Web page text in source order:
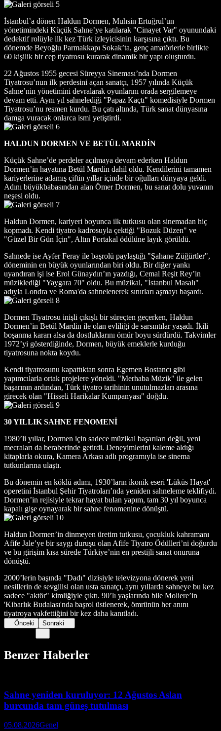
İstanbul’a dönen Haldun Dormen, Muhsin Ertuğrul’un
yönetimindeki Küçük Sahne’ye katılarak "Cinayet Var" oyunundaki
dedektif rolüyle ilk kez Türk izleyicisinin karşısına çıktı. Bu
dönemde Beyoğlu Parmakkapı Sokak’ta, genç amatörlerle birlikte
60 kişilik bir cep tiyatrosu kurarak dinamik bir yapı oluşturdu.
22 Ağustos 1955 gecesi Süreyya Sineması’nda Dormen
Tiyatrosu’nun ilk perdesini açan sanatçı, 1957 yılında Küçük
Sahne’nin yönetimini devralarak oyunlarını orada sergilemeye
devam etti. Aynı yıl sahnelediği "Papaz Kaçtı" komedisiyle Dormen
Tiyatrosu’nu resmen kurdu. Bu çatı altında, Türk sanat dünyasına
damga vuracak onlarca ismi yetiştirdi.
HALDUN DORMEN VE BETÜL MARDİN
Küçük Sahne’de perdeler açılmaya devam ederken Haldun
Dormen’in hayatına Betül Mardin dahil oldu. Kendilerini tamamen
kariyerlerine adamış çiftin yıllar içinde bir oğulları dünyaya geldi.
Adını büyükbabasından alan Ömer Dormen, bu sanat dolu yuvanın
neşesi oldu.
Haldun Dormen, kariyeri boyunca ilk tutkusu olan sinemadan hiç
kopmadı. Kendi tiyatro kadrosuyla çektiği "Bozuk Düzen" ve
"Güzel Bir Gün İçin", Altın Portakal ödülüne layık görüldü.
Sahnede ise Ayfer Feray ile başrolü paylaştığı "Şahane Züğürtler",
döneminin en büyük oyunlarından biri oldu. Bir diğer yankı
uyandıran işi ise Erol Günaydın’ın yazdığı, Cemal Reşit Rey’in
müziklediği "Yaygara 70" oldu. Bu müzikal, "İstanbul Masalı"
adıyla Londra ve Roma'da sahnelenerek sınırları aşmayı başardı.
Dormen Tiyatrosu inişli çıkışlı bir süreçten geçerken, Haldun
Dormen’in Betül Mardin ile olan evliliği de sarsıntılar yaşadı. İkili
boşanma kararı alsa da dostluklarını ömür boyu sürdürdü. Takvimler
1972’yi gösterdiğinde, Dormen, büyük emeklerle kurduğu
tiyatrosuna nokta koydu.
Kendi tiyatrosunu kapattıktan sonra Egemen Bostancı gibi
yapımcılarla ortak projelere yöneldi. "Merhaba Müzik" ile gelen
başarının ardından, Türk tiyatro tarihinin unutulmazları arasına
girecek olan "Hisseli Harikalar Kumpanyası" doğdu.
30 YILLIK SAHNE FENOMENİ
1980’li yıllar, Dormen için sadece müzikal başarıları değil, yeni
mecraları da beraberinde getirdi. Deneyimlerini kaleme aldığı
kitaplarla okura, Kamera Arkası adlı programıyla ise sinema
tutkunlarına ulaştı.
Bu dönemin en köklü adımı, 1930’ların ikonik eseri 'Lüküs Hayat'
operetini İstanbul Şehir Tiyatroları’nda yeniden sahneleme teklifiydi.
Dormen’in rejisiyle tekrar hayat bulan yapım, tam 30 yıl boyunca
kapalı gişe oynayarak bir sahne fenomenine dönüştü.
Haldun Dormen’in dinmeyen üretim tutkusu, çocukluk kahramanı
Afife Jale’ye bir saygı duruşu olan Afife Tiyatro Ödülleri’ni doğurdu
ve bu girişim kısa sürede Türkiye’nin en prestijli sanat onuruna
dönüştü.
2000’lerin başında "Dadı" dizisiyle televizyona dönerek yeni
nesillerin de sevgilisi olan usta sanatçı, aynı yıllarda sahneye bu kez
sadece "aktör" kimliğiyle çıktı. 90’lı yaşlarında bile Moliere’in
'Kibarlık Budalası'nda başrol üstlenerek, ömrünün her anını
tiyatroya vakfettiğini bir kez daha kanıtladı.
Önceki Sonraki
Benzer Haberler
Sahne yeniden kuruluyor: 12 Ağustos Aslan
burcunda tam güneş tutulması
05.08.2026Genel